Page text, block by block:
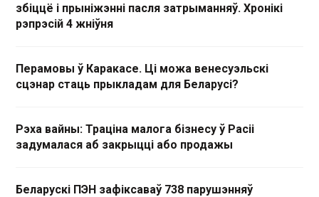
збіццё і прыніжэнні пасля затрыманняў. Хронікі
рэпрэсій 4 жніўня
Перамовы ў Каракасе. Ці можа венесуэльскі
сцэнар стаць прыкладам для Беларусі?
Рэха вайны: Траціна малога бізнесу ў Расіі
задумалася аб закрыцці або продажы
Беларускі ПЭН зафіксаваў 738 парушэнняў